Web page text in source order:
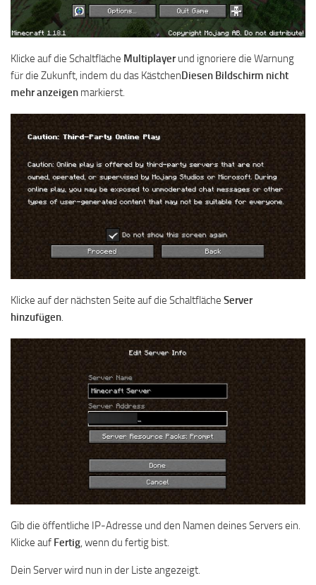
Klicke auf die Schaltfläche Multiplayerund ignoriere die Warnung
für die Zukunft, indem du das KästchenDiesen Bildschirm nicht
mehr anzeigen markierst.
Klicke auf der nächsten Seite auf die Schaltfläche Server
hinzufügen.
Gib die öffentliche IP-Adresse und den Namen deines Servers ein.
Klicke auf Fertig, wenn du fertig bist.
Dein Server wird nun in der Liste angezeigt.